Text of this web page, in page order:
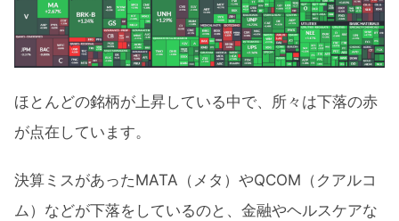
ほとんどの銘柄が上昇している中で、所々は下落の赤
が点在しています。
決算ミスがあったMATA（メタ）やQCOM（クアルコ
ム）などが下落をしているのと、金融やヘルスケアな